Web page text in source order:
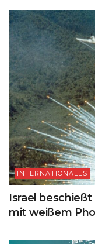
INTERNATIONALES
Israel
mit weißem